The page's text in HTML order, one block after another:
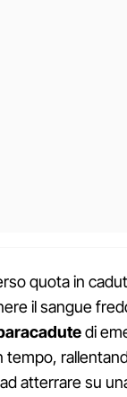
quota in
il sangue
di
tempo,
atterrare su